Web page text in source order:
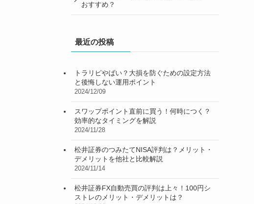
おすすめ？
最近の投稿
トラリピやばい？大損を防ぐための設定方法
と後悔しない運用ポイント
2024/12/09
スワップポイント直前に買う！何時につく？
効率的なタイミングを解説
2024/11/28
松井証券のつみたてNISA評判は？メリット・
デメリットを他社と比較解説
2024/11/14
松井証券FX自動売買の評判は上々！100円シ
ストレのメリット・デメリットは？